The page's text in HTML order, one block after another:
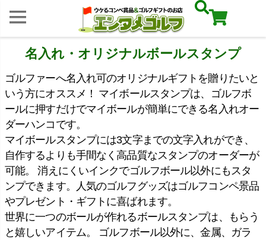
名入れ・オリジナルボールスタンプ
ゴルファーへ名入れ可のオリジナルギフトを贈りたいと
いう方にオススメ！ マイボールスタンプは、ゴルフボ
ールに押すだけでマイボールが簡単にできる名入れオー
ダーハンコです。
マイボールスタンプには3文字までの文字入れができ、
自作するよりも手間なく高品質なスタンプのオーダーが
可能。 消えにくいインクでゴルフボール以外にもスタ
ンプできます。人気のゴルフグッズはゴルフコンペ景品
やプレゼント・ギフトに喜ばれます。
世界に一つのボールが作れるボールスタンプは、もらう
と嬉しいアイテム。 ゴルフボール以外に、金属、ガラ